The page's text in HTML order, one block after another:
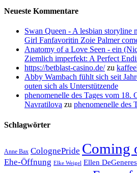
Neueste Kommentare
Swan Queen - A lesbian storyline
Girl Fanfavoritin Zoie Palmer
Anatomy of a Love Seen - ein
Ziemlich imperfekt: A Perfect
https://betblast-casino.de/zu
Abby Wambach fühlt sich seit
outen sich als Unterstützende
phenomenelle des Tages vom 18.
Navratilova zu phenomenelle des
Schlagwörter
Anne Bax ColognePride Coming
Ehe-Öffnung Elke Weigel Ellen DeGeneres